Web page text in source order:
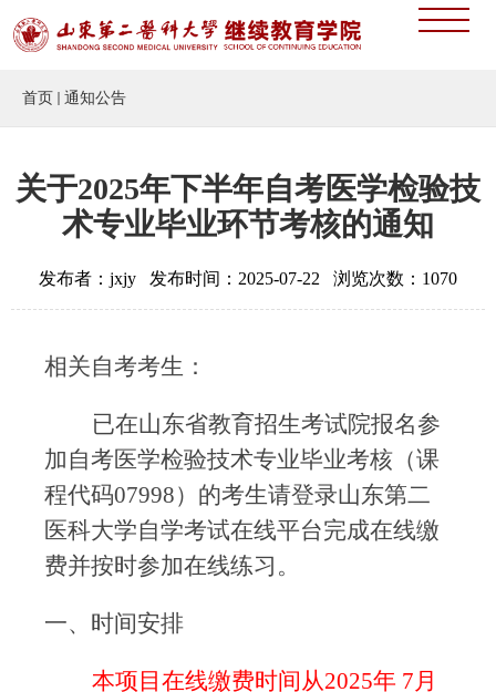
首页 通知公告
关于2025年下半年自考医学检验技
术专业毕业环节考核的通知
发布者：jxjy 发布时间：2025-07-22 浏览次数： 1070
相关自考考生：
已在山东省教育招生考试院报名参
加自考医学检验技术专业毕业考核（课
程代码07998）的考生请登录山东第二
医科大学自学考试在线平台完成在线缴
费并按时参加在线练习。
一、时间安排
本项目在线缴费时间从2025年 7月